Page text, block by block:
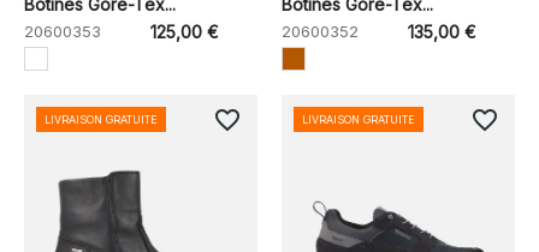
Botines Gore-Tex...
20600353 125,00 €
Botines Gore-Tex...
20600352 135,00 €
LIVRAISON GRATUITE favorite_border LIVRAISON GRATUITE favorite_border